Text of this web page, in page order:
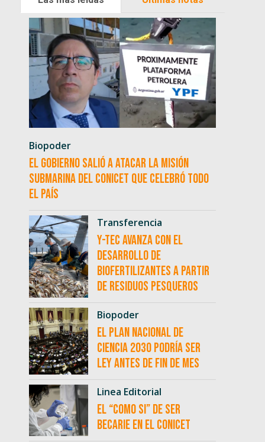
Biopoder
El Gobierno salió a atacar la misión
submarina del CONICET que celebró todo
el país
Transferencia
Y-TEC avanza con el
desarrollo de
biofertilizantes a partir
de residuos pesqueros
Biopoder
El Plan Nacional de
Ciencia 2030 podría ser
ley antes de fin de mes
Linea Editorial
El “como si” de ser
becarie en el CONICET